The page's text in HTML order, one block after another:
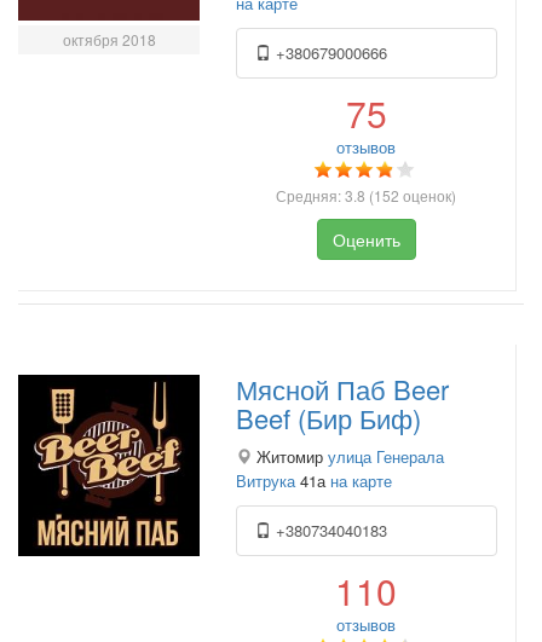
октября 2018
+380679000666
75
отзывов
Средняя:3.8 (152 оценок)
Оценить
Мясной Паб Beer
Beef (Бир Биф)
Житомир улица Генерала
Витрука 41а на карте
+380734040183
110
отзывов